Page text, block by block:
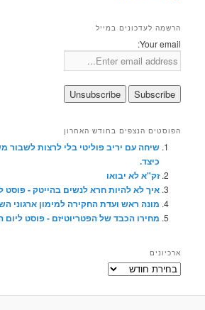
הרשמה לעדכונים במייל
Your email:
הפוסטים הנצפים בחודש האחרון
שיחה עם יריב פוליטי בלי לרצות לשבור
כיצד.
זק"א לא יבואו
איך לא להיות חרא לנשים בהייטק - פוסט
מונה ראש ועדת החקירה למימון ארגוני
מחירו הכבד של הפטריוטיזם - פוסט
ארכיונים
ארכיונים